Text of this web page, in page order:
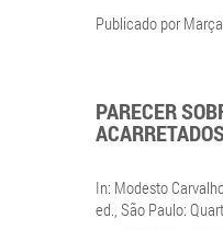
Publicado por
PARECER
In: Modesto
ed., São Paulo: